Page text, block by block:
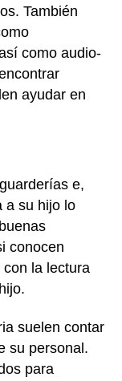
También
como audio-
ayudar en
e,
a su hijo lo
conocen
la lectura
suelen contar
su personal.
para